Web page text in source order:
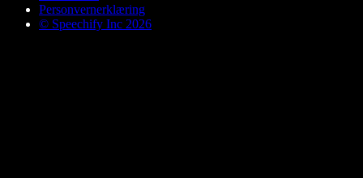
Personvernerklæring
© Speechify Inc 2026